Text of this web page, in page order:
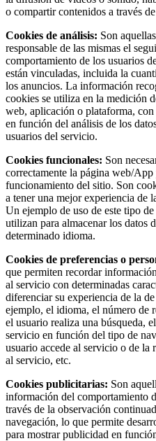
o compartir contenidos a través
Cookies de análisis: Son
responsable de las mismas el
comportamiento de los usuarios
están vinculadas, incluida la
los anuncios. La información
cookies se utiliza en la medición
web, aplicación o plataforma,
en función del análisis de los
usuarios del servicio.
Cookies funcionales: Son
correctamente la página web/
funcionamiento del sitio. Son
a tener una mejor experiencia de
Un ejemplo de uso de este tipo
utilizan para almacenar los datos
determinado idioma.
Cookies de preferencias o
que permiten recordar
al servicio con determinadas
diferenciar su experiencia de la
ejemplo, el idioma, el número de
el usuario realiza una búsqueda,
servicio en función del tipo de
usuario accede al servicio o de la
al servicio, etc.
Cookies publicitarias: Son
información del comportamiento
través de la observación
navegación, lo que permite
para mostrar publicidad en